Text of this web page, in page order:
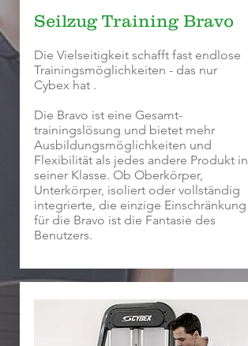
Seilzug Training Bravo
Die Vielseitigkeit schafft fast endlose
Trainingsmöglichkeiten - das nur
Cybex hat .
Die Bravo ist eine Gesamt-
trainingslösung und bietet mehr
Ausbildungsmöglichkeiten und
Flexibilität als jedes andere Produkt in
seiner Klasse. Ob Oberkörper,
Unterkörper, isoliert oder vollständig
integrierte, die einzige Einschränkung
für die Bravo ist die Fantasie des
Benutzers.